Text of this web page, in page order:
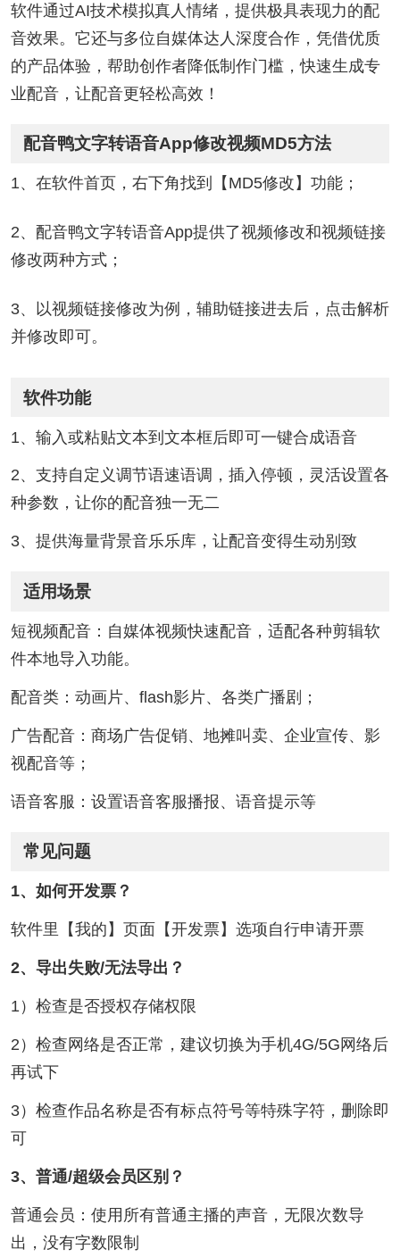
软件通过AI技术模拟真人情绪，提供极具表现力的配
音效果。它还与多位自媒体达人深度合作，凭借优质
的产品体验，帮助创作者降低制作门槛，快速生成专
业配音，让配音更轻松高效！
配音鸭文字转语音App修改视频MD5方法
1、在软件首页，右下角找到【MD5修改】功能；
2、配音鸭文字转语音App提供了视频修改和视频链接
修改两种方式；
3、以视频链接修改为例，辅助链接进去后，点击解析
并修改即可。
软件功能
1、输入或粘贴文本到文本框后即可一键合成语音
2、支持自定义调节语速语调，插入停顿，灵活设置各
种参数，让你的配音独一无二
3、提供海量背景音乐乐库，让配音变得生动别致
适用场景
短视频配音：自媒体视频快速配音，适配各种剪辑软
件本地导入功能。
配音类：动画片、flash影片、各类广播剧；
广告配音：商场广告促销、地摊叫卖、企业宣传、影
视配音等；
语音客服：设置语音客服播报、语音提示等
常见问题
1、如何开发票？
软件里【我的】页面【开发票】选项自行申请开票
2、导出失败/无法导出？
1）检查是否授权存储权限
2）检查网络是否正常，建议切换为手机4G/5G网络后
再试下
3）检查作品名称是否有标点符号等特殊字符，删除即
可
3、普通/超级会员区别？
普通会员：使用所有普通主播的声音，无限次数导
出，没有字数限制